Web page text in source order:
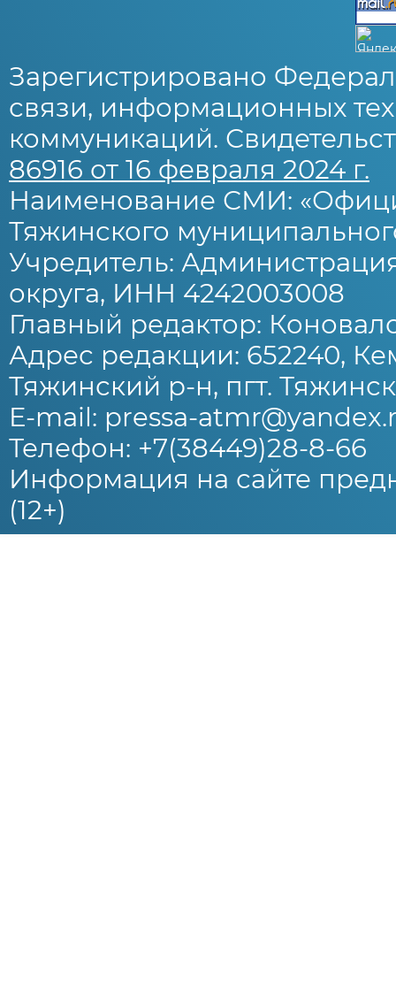
Зарегистрировано
связи, информационных
коммуникаций.
86916 от 16 февраля 2024 г.
Наименование СМИ:
Тяжинского
Учредитель:
округа, ИНН 4242003008
Главный редактор:
Адрес редакции: 652240,
Тяжинский р-н, пгт.
E-mail: pressa-
Телефон: +7(38449)28-8-66
Информация на сайте
(12+)